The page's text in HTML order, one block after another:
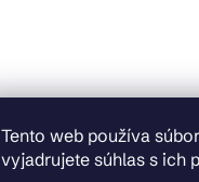
Tento web používa
vyjadrujete súhlas s ich